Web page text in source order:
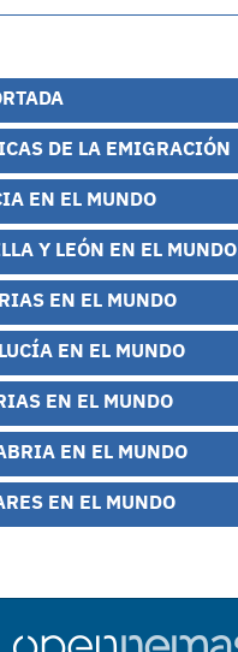
DE LA EMIGRACIÓN
EN EL MUNDO
Y LEÓN EN EL MUNDO
EN EL MUNDO
EN EL MUNDO
EN EL MUNDO
EN EL MUNDO
EN EL MUNDO